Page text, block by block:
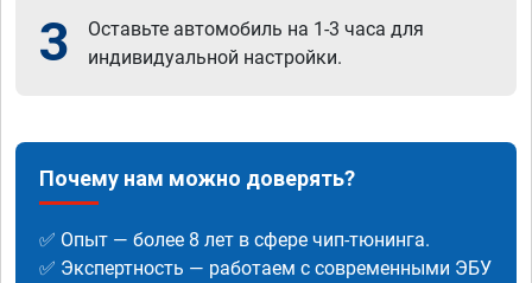
3
Оставьте автомобиль на 1-3 часа для
индивидуальной настройки.
Почему нам можно доверять?
✅ Опыт — более 8 лет в сфере чип-тюнинга.
✅ Экспертность — работаем с современными ЭБУ